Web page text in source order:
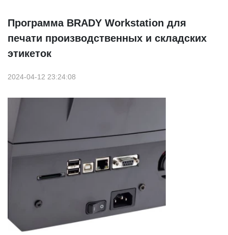
Программа BRADY Workstation для
печати производственных и складских
этикеток
2024-04-12 23:24:08